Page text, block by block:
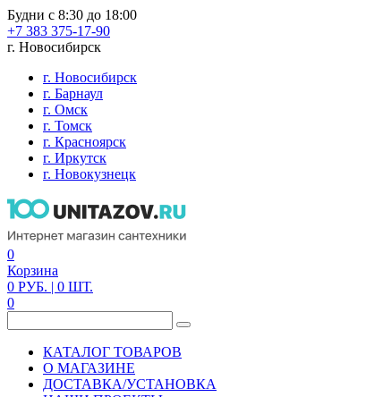
Будни с 8:30 до 18:00
+7 383 375-17-90
г. Новосибирск
г. Новосибирск
г. Барнаул
г. Омск
г. Томск
г. Красноярск
г. Иркутск
г. Новокузнецк
0
Корзина
0 РУБ. | 0 ШТ.
0
КАТАЛОГ ТОВАРОВ
О МАГАЗИНЕ
ДОСТАВКА/УСТАНОВКА